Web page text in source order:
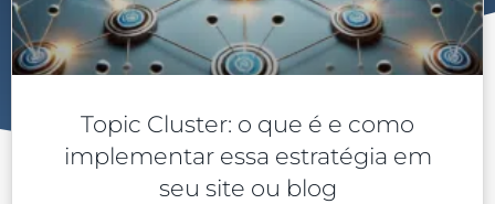
Topic Cluster: o que é e como
implementar essa estratégia em
seu site ou blog